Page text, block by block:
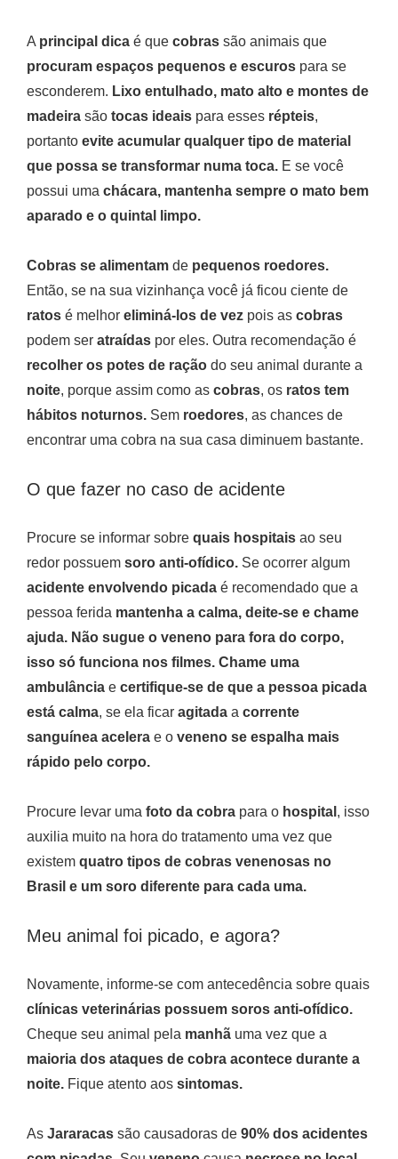
A principal dica é que cobras são animais que
procuram espaços pequenos e escuros para se
esconderem. Lixo entulhado, mato alto e montes de
madeira são tocas ideais para esses répteis,
portanto evite acumular qualquer tipo de material
que possa se transformar numa toca. E se você
possui uma chácara, mantenha sempre o mato bem
aparado e o quintal limpo.
Cobras se alimentam de pequenos roedores.
Então, se na sua vizinhança você já ficou ciente de
ratos é melhor eliminá-los de vez pois as cobras
podem ser atraídas por eles. Outra recomendação é
recolher os potes de ração do seu animal durante a
noite, porque assim como as cobras, os ratos tem
hábitos noturnos. Sem roedores, as chances de
encontrar uma cobra na sua casa diminuem bastante.
O que fazer no caso de acidente
Procure se informar sobre quais hospitais ao seu
redor possuem soro anti-ofídico. Se ocorrer algum
acidente envolvendo picada é recomendado que a
pessoa ferida mantenha a calma, deite-se e chame
ajuda. Não sugue o veneno para fora do corpo,
isso só funciona nos filmes. Chame uma
ambulância e certifique-se de que a pessoa picada
está calma, se ela ficar agitada a corrente
sanguínea acelera e o veneno se espalha mais
rápido pelo corpo.
Procure levar uma foto da cobra para o hospital , isso
auxilia muito na hora do tratamento uma vez que
existem quatro tipos de cobras venenosas no
Brasil e um soro diferente para cada uma.
Meu animal foi picado, e agora?
Novamente, informe-se com antecedência sobre quais
clínicas veterinárias possuem soros anti-ofídico.
Cheque seu animal pela manhã uma vez que a
maioria dos ataques de cobra acontece durante a
noite. Fique atento aos sintomas.
As Jararacas são causadoras de 90% dos acidentes